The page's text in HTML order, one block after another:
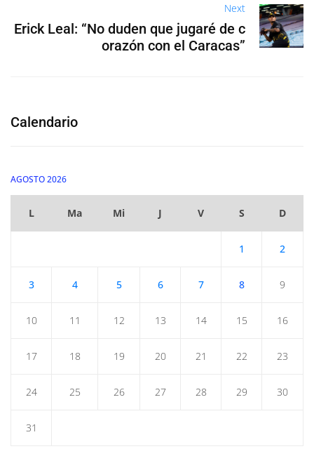
Next
Erick Leal: “No duden que jugaré de c
orazón con el Caracas”
Calendario
AGOSTO 2026
L Ma Mi J V S D
1 2
3 4 5 6 7 8 9
10 11 12 13 14 15 16
17 18 19 20 21 22 23
24 25 26 27 28 29 30
31